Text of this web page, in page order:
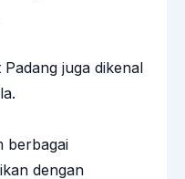
juga dikenal
.
berbagai
dengan